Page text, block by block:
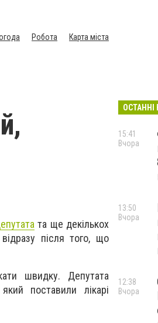
Робота
Карта міста
та ще декількох
після того, що
швидку. Депутата
поставили лікарі
ОСТАННІ
15:41
Вчора
13:50
Вчора
12:38
Вчора